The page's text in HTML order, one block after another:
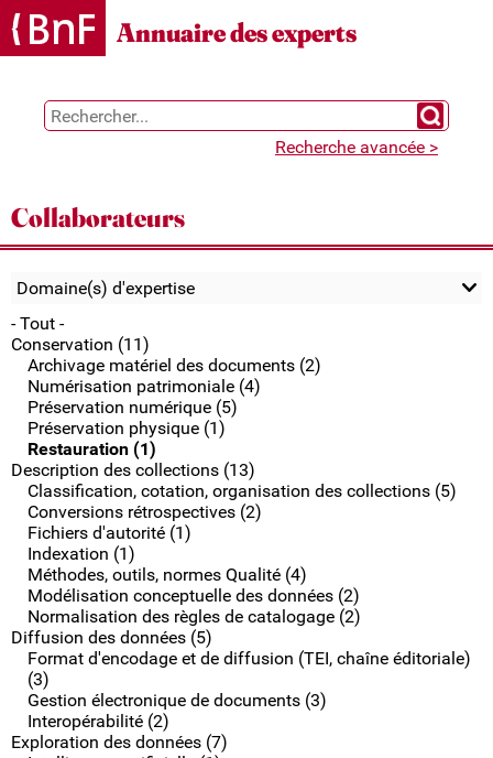
Gestion des cookies
Annuaire des experts
Chercher
Recherche avancée >
Collaborateurs
Domaine(s) d'expertise
- Tout -
Conservation (11)
Archivage matériel des documents (2)
Numérisation patrimoniale (4)
Préservation numérique (5)
Préservation physique (1)
Restauration (1)
Description des collections (13)
Classification, cotation, organisation des collections (5)
Conversions rétrospectives (2)
Fichiers d'autorité (1)
Indexation (1)
Méthodes, outils, normes Qualité (4)
Modélisation conceptuelle des données (2)
Normalisation des règles de catalogage (2)
Diffusion des données (5)
Format d'encodage et de diffusion (TEI, chaîne éditoriale)
(3)
Gestion électronique de documents (3)
Interopérabilité (2)
Exploration des données (7)